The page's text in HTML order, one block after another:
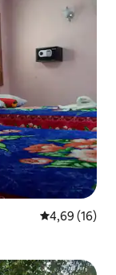
Évaluation
4,69 (16)